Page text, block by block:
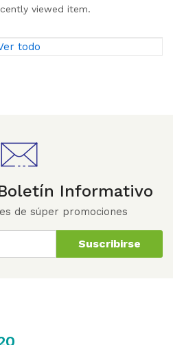
viewed item.
todo
Informativo
de súper promociones
Suscribirse